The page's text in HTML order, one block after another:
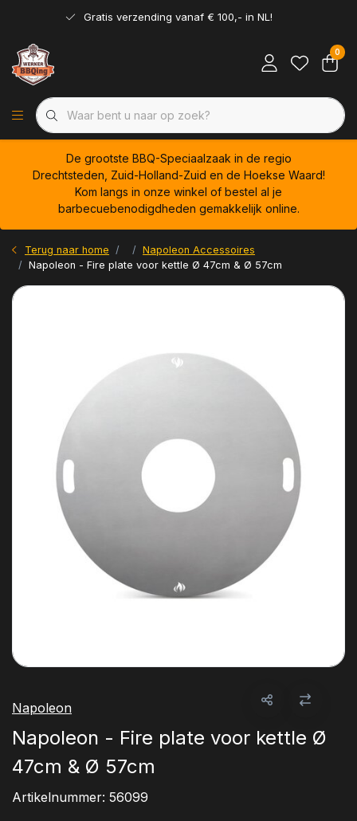
Gratis verzending vanaf € 100,- in NL!
0
De grootste BBQ-Speciaalzaak in de regio
Drechtsteden, Zuid-Holland-Zuid en de Hoekse Waard!
Kom langs in onze winkel of bestel al je
barbecuebenodigdheden gemakkelijk online.
Terug naar home
Napoleon Accessoires
Napoleon - Fire plate voor kettle Ø 47cm & Ø 57cm
Napoleon
Napoleon - Fire plate voor kettle Ø
47cm & Ø 57cm
Artikelnummer: 56099